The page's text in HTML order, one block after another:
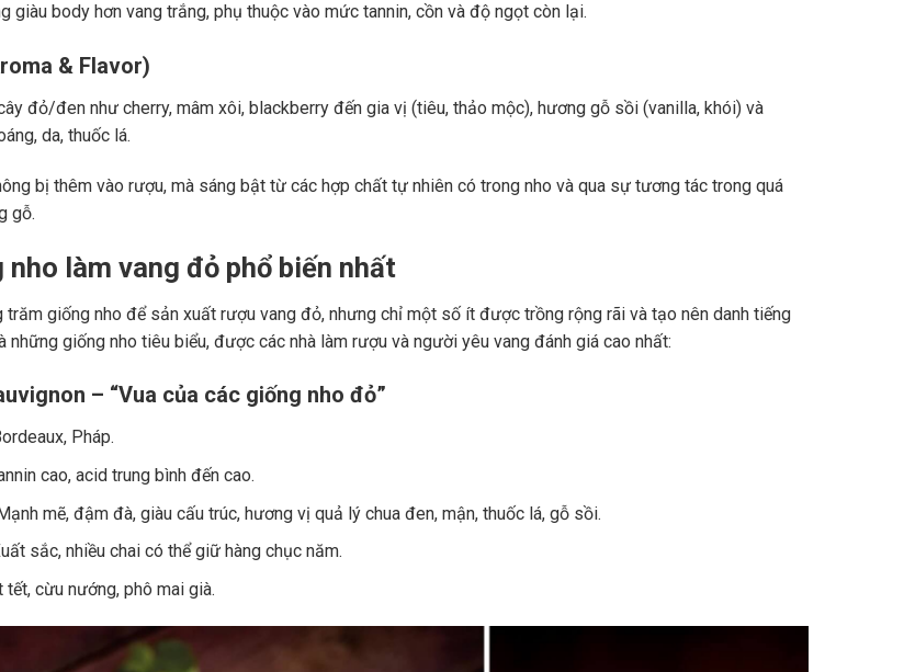
giàu body hơn vang trắng, phụ thuộc vào mức tannin, cồn và độ ngọt còn lại.
& Flavor)
đỏ/đen như cherry, mâm xôi, blackberry đến gia vị (tiêu, thảo mộc), hương gỗ sồi (vanilla, khói) và
da, thuốc lá.
bị thêm vào rượu, mà sáng bật từ các hợp chất tự nhiên có trong nho và qua sự tương tác trong quá
gỗ.
nho làm vang đỏ phổ biến nhất
trăm giống nho để sản xuất rượu vang đỏ, nhưng chỉ một số ít được trồng rộng rãi và tạo nên danh tiếng
những giống nho tiêu biểu, được các nhà làm rượu và người yêu vang đánh giá cao nhất:
– “Vua của các giống nho đỏ”
Pháp.
cao, acid trung bình đến cao.
mẽ, đậm đà, giàu cấu trúc, hương vị quả lý chua đen, mận, thuốc lá, gỗ sồi.
sắc, nhiều chai có thể giữ hàng chục năm.
tết, cừu nướng, phô mai già.